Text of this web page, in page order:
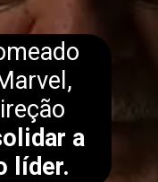
a
líder.